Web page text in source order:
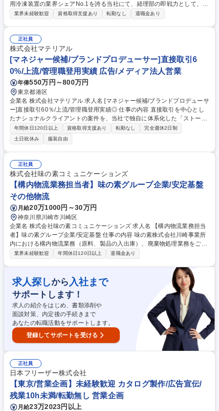
用冷凍装置の業界シェアNo.1を誇る当社にて、経理部の即戦力として、幅
広い実務をご担当いただきます。 【具体的には】 (1)決算業務（月次、四
くことを期待しています。 募集職種 【東京/経理】業界未経験OK◎三菱重
工業G/転勤無・有給取得8割以上/平均残業20h
業界未経験歓迎 資格取得支援あり 転勤なし 退職金あり
正社員
株式会社マテリアル
[マネジャー候補/ブランドプロデューサー]直接取引6
0%/上流/管理職登用実績 広告/メディア法人営業
年俸550万円～800万円
東京都港区
企業名 株式会社マテリアル 求人名 [マネジャー候補/ブランドプロデューサ
ー]直接取引60％/上流/管理職登用実績◎ 仕事の内容 直接取引を中心とし
たナショナルクライアントの案件を、当社で独自に体系化した「ストーリ
ーテリング」発想術を用いながら、プロモーション設計とブランド戦略の
提案/実行まで担います。 ■ナショナルクライアントの重要なPR案件を主
に担当 ■上流の戦略の企画・立案から、実行までをディレクション ■担当
する案件は数か月単位のプロジェクトで多岐に渡り、 短い時間でさまざま
な業界案件の経験が獲得可能 ■顧客開拓・折衝からPRプランニング、進行
ディレクション、予算管理 までのプロジェクトに関わる進捗管理とメンバ
ーのフォロー・育成 募集職種 [マネジャー候補/ブランドプロデューサー]直
接取引60％/上流/管理職登用実績◎
年間休日120日以上 資格取得支援あり 転勤なし
完全週休2日制
土日祝休み
服装自由
正社員
株式会社味の素コミュニケーションズ
【構内物流業務担当者】味の素グループ企業/安定基盤
その他物流
月給20万1000円～30万円
神奈川県川崎市川崎区
企業名 株式会社味の素コミュニケーションズ 求人名 【構内物流業務担当
者】味の素グループ企業/安定基盤 仕事の内容 味の素株式会社川崎事業所
内における構内物流業務（原料、製品の入出庫）、廃棄物処理業務をご担
当いただきます。 変更範囲:当社の定める業務全般 募集職種 【構内物流業
業界未経験歓迎 年間休日120日以上 退職金あり
求人探しから 入社まで
サポートします！
求人の紹介をはじめ、書類添削や
面談対策、内定後の手続きまで
あなたの転職活動をサポートします。
登録してサポートを受ける
正社員
日本フリーザー株式会社
【東京/営業企画】未経験歓迎 カタログ製作/広告宣伝/
残業10h未満/転勤無し 営業企画
月給23万2023円以上